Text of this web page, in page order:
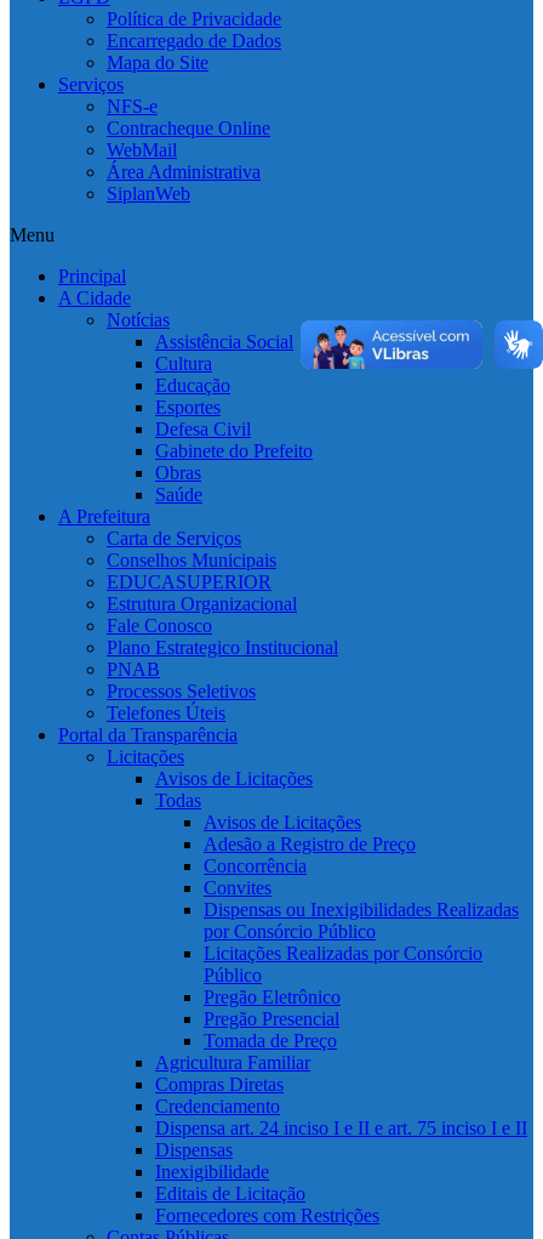
Política de Privacidade
Encarregado de Dados
Mapa do Site
Serviços
NFS-e
Contracheque Online
WebMail
Área Administrativa
SiplanWeb
Menu
Principal
A Cidade
Notícias
Assistência Social
Cultura
Educação
Esportes
Defesa Civil
Gabinete do Prefeito
Obras
Saúde
A Prefeitura
Carta de Serviços
Conselhos Municipais
EDUCASUPERIOR
Estrutura Organizacional
Fale Conosco
Plano Estrategico Institucional
PNAB
Processos Seletivos
Telefones Úteis
Portal da Transparência
Licitações
Avisos de Licitações
Todas
Avisos de Licitações
Adesão a Registro de Preço
Concorrência
Convites
Dispensas ou Inexigibilidades Realizadas
por Consórcio Público
Licitações Realizadas por Consórcio
Público
Pregão Eletrônico
Pregão Presencial
Tomada de Preço
Agricultura Familiar
Compras Diretas
Credenciamento
Dispensa art. 24 inciso I e II e art. 75 inciso I e II
Dispensas
Inexigibilidade
Editais de Licitação
Fornecedores com Restrições